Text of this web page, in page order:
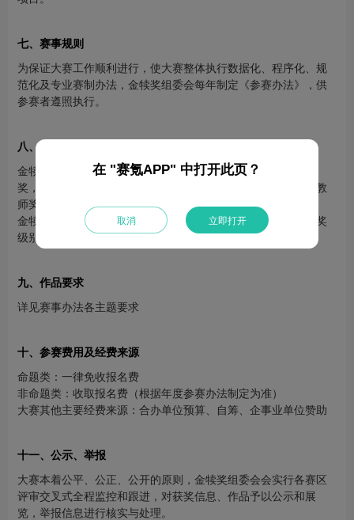
七、赛事规则
为保证大赛工作顺利进行，使大赛整体执行数据化、程序化、规
范化及专业赛制办法，金犊奖组委会每年制定《参赛办法》，供
参赛者遵照执行。
八、奖项设置及奖励设置
金犊奖全球竞赛奖项设置为：年度最佳金犊奖、跨界合作特别
奖，全球金银铜奖，赛区等级奖、新锐奖、优秀奖、优秀指导教
师奖、产学合作贡献奖、社会责任贡献奖若干。
金犊奖全球竞赛奖励设置为：依据年度参赛办法规定，根据获奖
级别奖励办法颁发。
九、作品要求
详见赛事办法各主题要求
十、参赛费用及经费来源
命题类：一律免收报名费
非命题类：收取报名费（根据年度参赛办法制定为准）
大赛其他主要经费来源：合办单位预算、自筹、企事业单位赞助
十一、公示、举报
大赛本着公平、公正、公开的原则，金犊奖组委会会实行各赛区
评审交叉式全程监控和跟进，对获奖信息、作品予以公示和展
览，举报信息进行核实与处理。
在 "赛氪APP" 中打开此页？
取消 立即打开